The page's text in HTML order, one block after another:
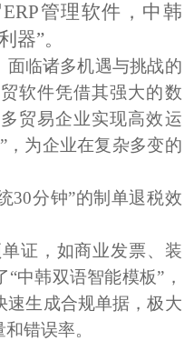
ERP管理软件 ， 中韩
器”。
面临诸多机遇与挑战的
软件凭借其强大的数
贸易企业实现高效运
，为企业在复杂多变的
30分钟”的制单退税效
证，如商业发票、装
中韩双语智能模板”，
速生成合规单据，极大
错误率。